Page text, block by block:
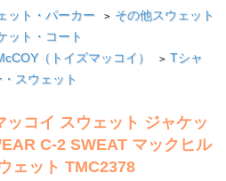
ット・パーカー > その他スウェット
ット・コート
（トイズマッコイ） > Tシャ
スウェット
コイ スウェット ジャケッ
C-2 SWEAT マックヒル
ェット TMC2378